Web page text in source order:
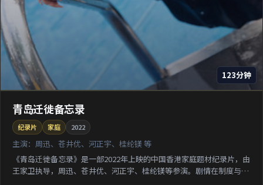
123分钟
青岛迁徙备忘录
纪录片 家庭 2022
主演： 周迅、苍井优、河正宇、桂纶镁 等
《青岛迁徙备忘录》是一部2022年上映的中国香港家庭题材纪录片，由
王家卫执导，周迅、苍井优、河正宇、桂纶镁等参演。剧情在制度与人